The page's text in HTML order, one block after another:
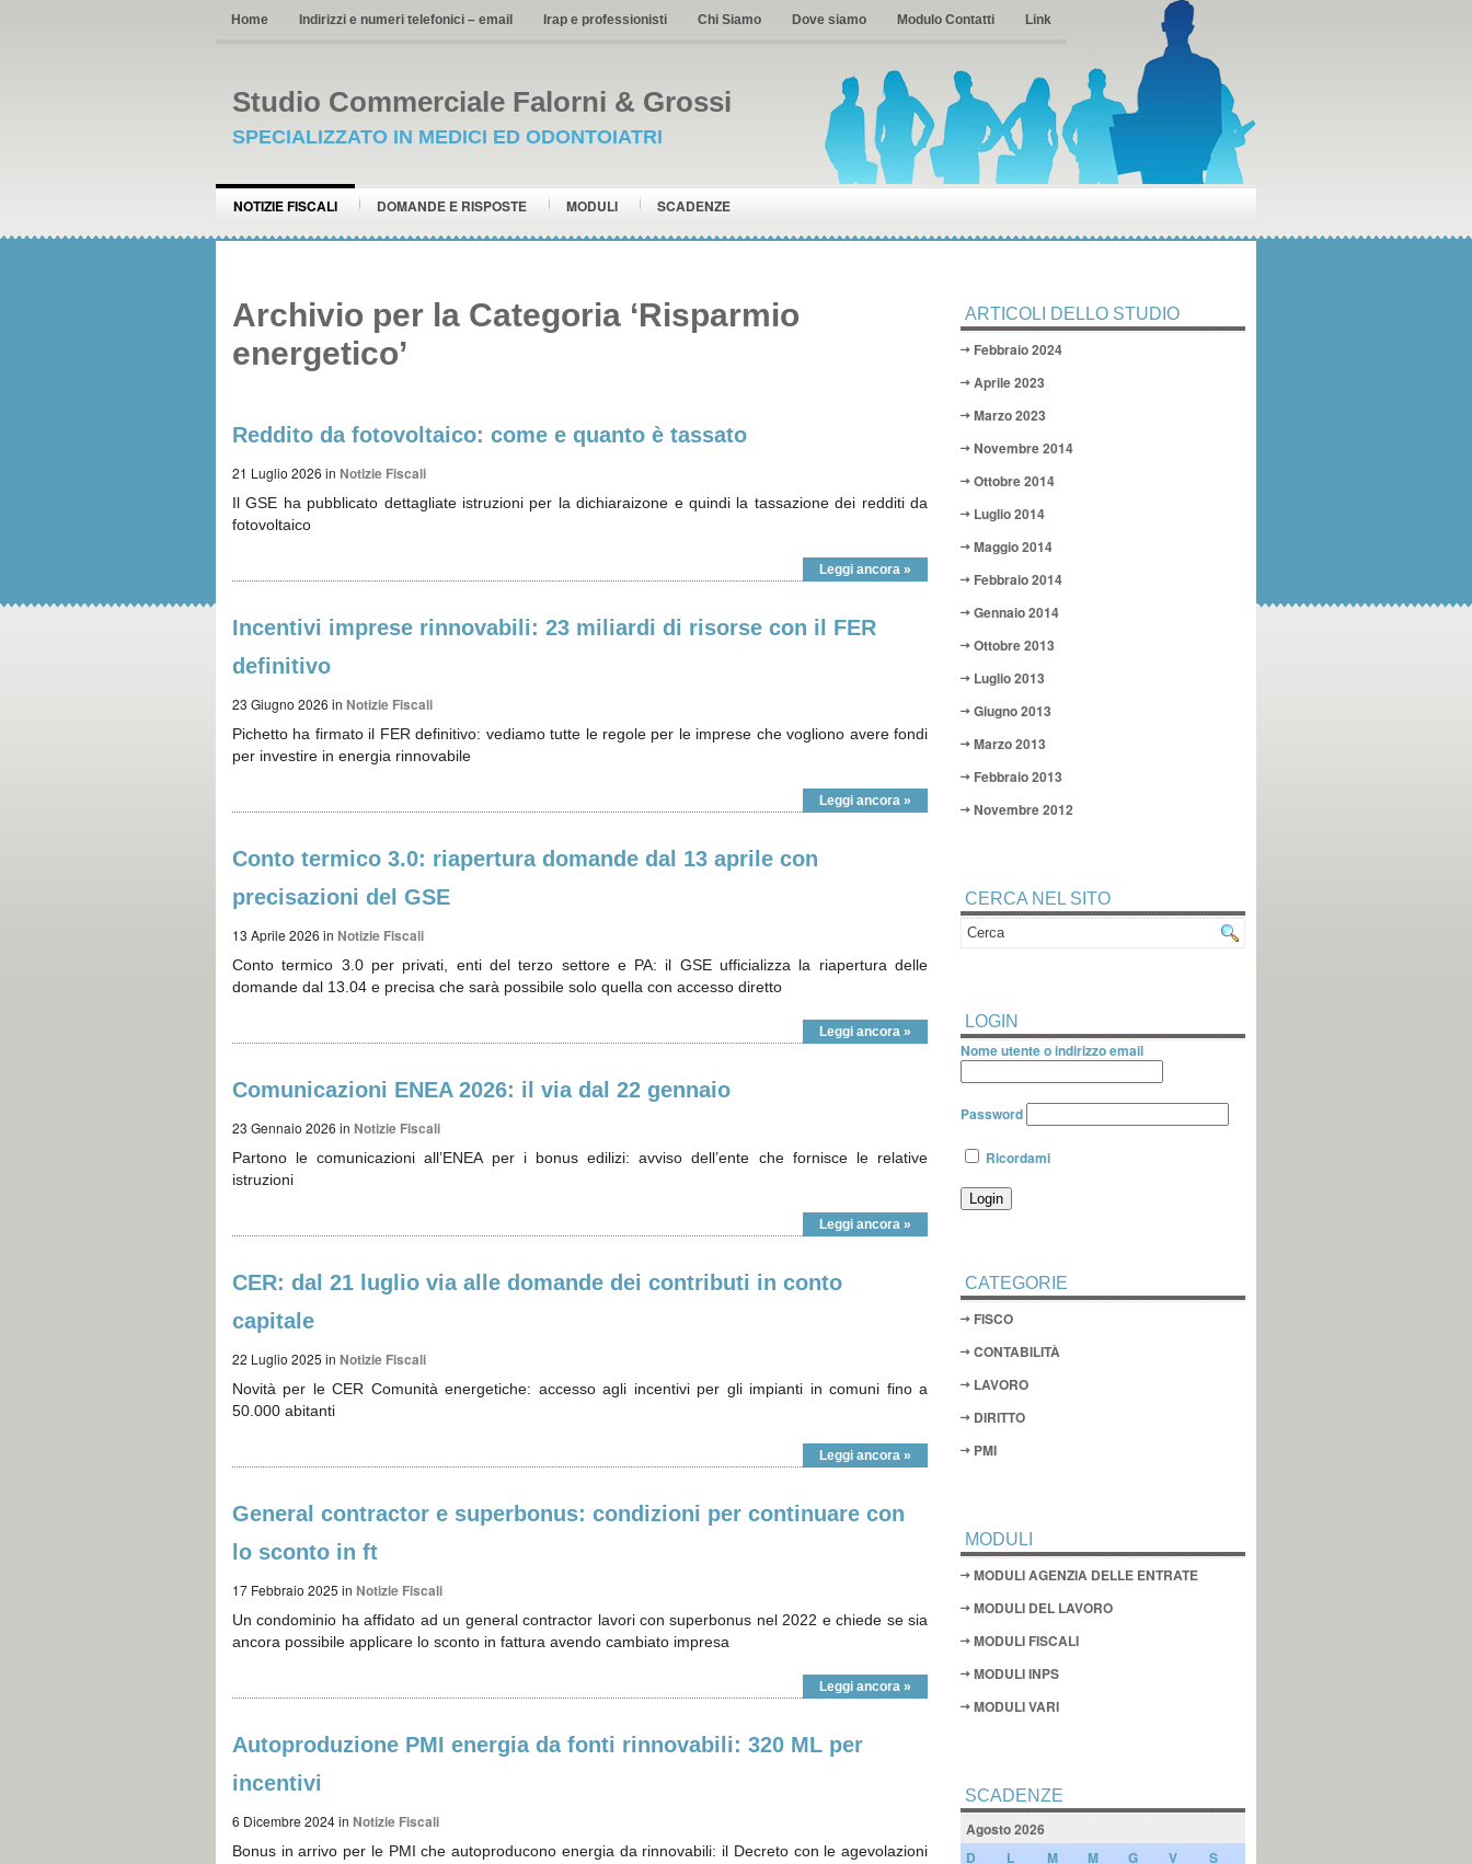
Home Indirizzi e numeri telefonici – email Irap e professionisti Chi Siamo Dove siamo Modulo Contatti Link
Studio Commerciale Falorni & Grossi
SPECIALIZZATO IN MEDICI ED ODONTOIATRI
NOTIZIE FISCALI DOMANDE E RISPOSTE MODULI SCADENZE
Archivio per la Categoria ‘Risparmio
energetico’
Reddito da fotovoltaico: come e quanto è tassato
21 Luglio 2026 in Notizie Fiscali
Il GSE ha pubblicato dettagliate istruzioni per la dichiaraizone e quindi la tassazione dei redditi da
fotovoltaico
Leggi ancora »
Incentivi imprese rinnovabili: 23 miliardi di risorse con il FER
definitivo
23 Giugno 2026 in Notizie Fiscali
Pichetto ha firmato il FER definitivo: vediamo tutte le regole per le imprese che vogliono avere fondi
per investire in energia rinnovabile
Leggi ancora »
Conto termico 3.0: riapertura domande dal 13 aprile con
precisazioni del GSE
13 Aprile 2026 in Notizie Fiscali
Conto termico 3.0 per privati, enti del terzo settore e PA: il GSE ufficializza la riapertura delle
domande dal 13.04 e precisa che sarà possibile solo quella con accesso diretto
Leggi ancora »
Comunicazioni ENEA 2026: il via dal 22 gennaio
23 Gennaio 2026 in Notizie Fiscali
Partono le comunicazioni all’ENEA per i bonus edilizi: avviso dell’ente che fornisce le relative
istruzioni
Leggi ancora »
CER: dal 21 luglio via alle domande dei contributi in conto
capitale
22 Luglio 2025 in Notizie Fiscali
Novità per le CER Comunità energetiche: accesso agli incentivi per gli impianti in comuni fino a
50.000 abitanti
Leggi ancora »
General contractor e superbonus: condizioni per continuare con
lo sconto in ft
17 Febbraio 2025 in Notizie Fiscali
Un condominio ha affidato ad un general contractor lavori con superbonus nel 2022 e chiede se sia
ancora possibile applicare lo sconto in fattura avendo cambiato impresa
Leggi ancora »
Autoproduzione PMI energia da fonti rinnovabili: 320 ML per
incentivi
6 Dicembre 2024in Notizie Fiscali
Bonus in arrivo per le PMI che autoproducono energia da rinnovabili: il Decreto con le agevolazioni
ARTICOLI DELLO STUDIO
Febbraio 2024
Aprile 2023
Marzo 2023
Novembre 2014
Ottobre 2014
Luglio 2014
Maggio 2014
Febbraio 2014
Gennaio 2014
Ottobre 2013
Luglio 2013
Giugno 2013
Marzo 2013
Febbraio 2013
Novembre 2012
CERCA NEL SITO
LOGIN
Nome utente o indirizzo email
Password
Ricordami
CATEGORIE
FISCO
CONTABILITÀ
LAVORO
DIRITTO
PMI
MODULI
MODULI AGENZIA DELLE ENTRATE
MODULI DEL LAVORO
MODULI FISCALI
MODULI INPS
MODULI VARI
SCADENZE
Agosto 2026
D
L M M G V S